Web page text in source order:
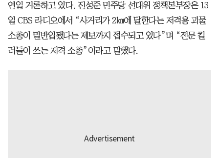
연일 거론하고 있다. 진성준 민주당 선대위 정책본부장은 13
일 CBS 라디오에서 “사거리가 2㎞에 달한다는 저격용 괴물
소총이 밀반입됐다는 제보까지 접수되고 있다”며 “전문 킬
러들이 쓰는 저격 소총”이라고 말했다.